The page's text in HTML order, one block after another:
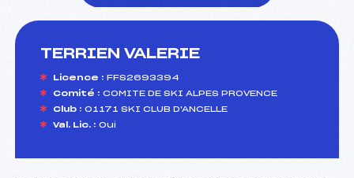
TERRIEN VALERIE
Licence : FFS2693394
Comité : COMITE DE SKI ALPES PROVENCE
Club : 01171 SKI CLUB D'ANCELLE
Val. Lic. : Oui